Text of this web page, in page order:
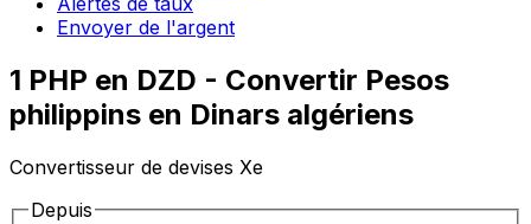
Envoyer de l'argent
1 PHP en DZD - Convertir Pesos
philippins en Dinars algériens
Convertisseur de devises Xe
Depuis